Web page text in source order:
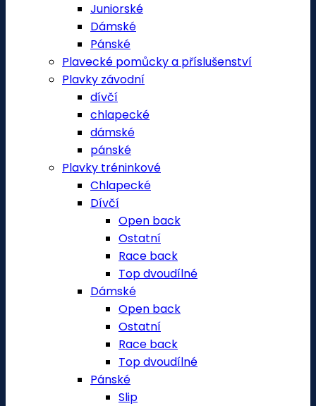
Juniorské
Dámské
Pánské
Plavecké pomůcky a příslušenství
Plavky závodní
dívčí
chlapecké
dámské
pánské
Plavky tréninkové
Chlapecké
Dívčí
Open back
Ostatní
Race back
Top dvoudílné
Dámské
Open back
Ostatní
Race back
Top dvoudílné
Pánské
Slip